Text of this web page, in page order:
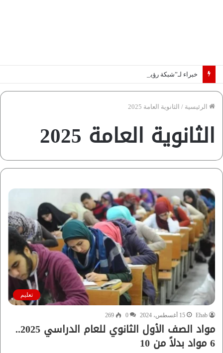
خبراء لـ”شبكة رؤية”: «اتفاق مكة» يغيّر قواعد اللعبة بالشرق الأوسط
الرئيسية / الثانوية العامة 2025
الثانوية العامة 2025
تعليم
Ehab 15 أغسطس، 2024 0
269
مواد الصف الأول الثانوي للعام الدراسي 2025..
6 مواد بدلاً من 10